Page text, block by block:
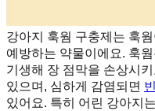
강아지 훅웜 구충제는 훅
예방하는 약물이에요. 훅
기생해 장 점막을 손상시
있으며, 심하게 감염되면
있어요. 특히 어린 강아지